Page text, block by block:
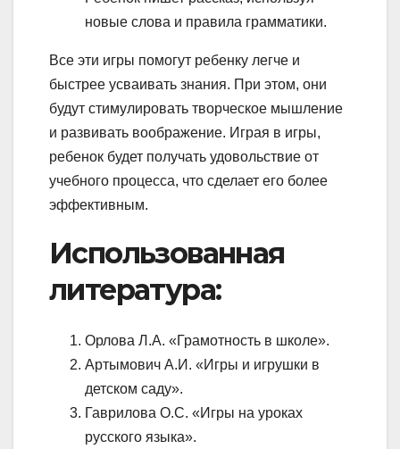
новые слова и правила грамматики.
Все эти игры помогут ребенку легче и
быстрее усваивать знания. При этом, они
будут стимулировать творческое мышление
и развивать воображение. Играя в игры,
ребенок будет получать удовольствие от
учебного процесса, что сделает его более
эффективным.
Использованная
литература:
Орлова Л.А. «Грамотность в школе».
Артымович А.И. «Игры и игрушки в
детском саду».
Гаврилова О.С. «Игры на уроках
русского языка».